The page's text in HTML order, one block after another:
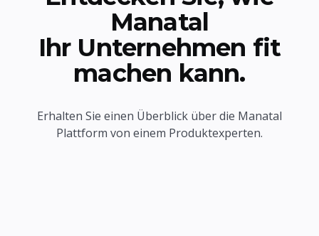
Manatal
Ihr Unternehmen fit
machen kann.
Erhalten Sie einen Überblick über die Manatal
Plattform von einem Produktexperten.